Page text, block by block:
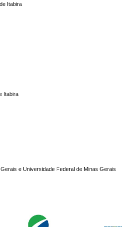
Itabira
Itabira
e Universidade Federal de Minas Gerais